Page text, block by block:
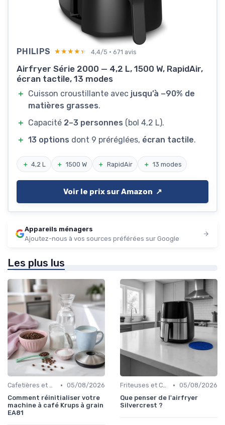
PHILIPS ★★★★★
★★★★★ 4,4/5 · 671 avis
Airfryer Série 2000 — 4,2 L, 1500 W, RapidAir,
écran tactile, 13 modes
＋ Cuisson croustillante avec jusqu’à −90% de
matières grasses.
＋ Capacité 2–3 personnes (bol 4,2 L).
＋ 13 options dont 9 préréglées, écran tactile.
＋ 4,2 L ＋ 1500 W ＋ RapidAir ＋ 13 modes
Voir le prix sur Amazon ↗️
Appareils ménagers
Ajoutez-nous à vos sources préférées sur Google
Les plus lus
Cafetières et Bouilloires • 05/08/2026
Comment réinitialiser votre
machine à café Krups à grain
EA81
Friteuses et Cuiseurs • 05/08/2026
Que penser de l'airfryer
Silvercrest ?